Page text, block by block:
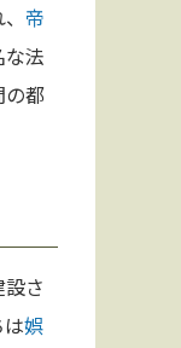
帝
法
の都
さ
娯